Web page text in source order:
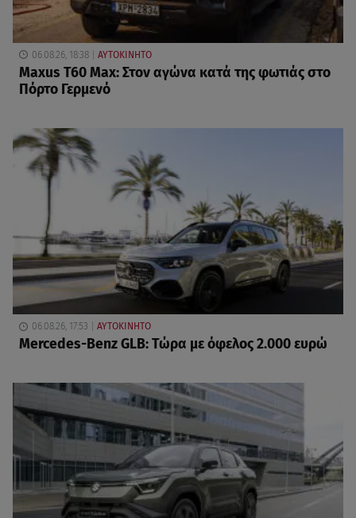
06.08.26, 18:38 ΑΥΤΟΚΙΝΗΤΟ
Maxus T60 Max: Στον αγώνα κατά της φωτιάς στο
Πόρτο Γερμενό
06.08.26, 17:53 ΑΥΤΟΚΙΝΗΤΟ
Mercedes-Benz GLB: Τώρα με όφελος 2.000 ευρώ